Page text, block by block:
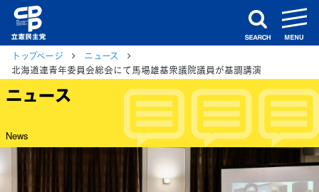
search
トップページ
ニュース
北海道連青年委員会総会にて馬場雄基衆議院議員が基調講演
ニュース
News